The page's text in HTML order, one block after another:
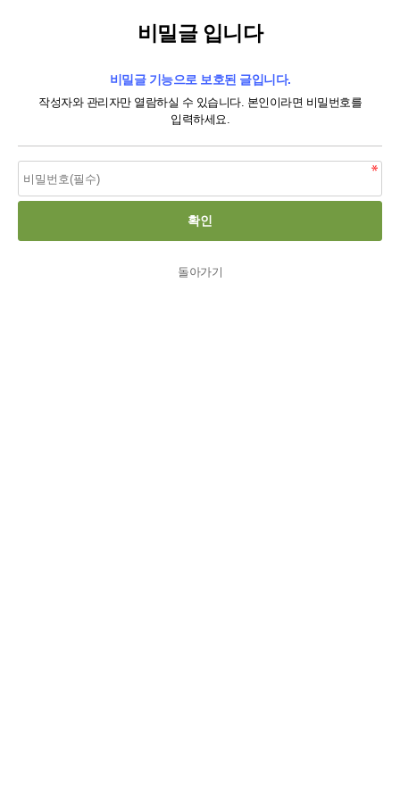
비밀글 입니다
비밀글 기능으로 보호된 글입니다.
작성자와 관리자만 열람하실 수 있습니다. 본인이라면 비밀번호를
입력하세요.
돌아가기